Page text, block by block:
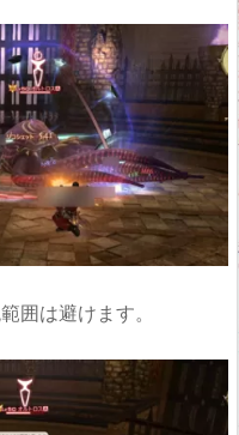
囲は避けます。